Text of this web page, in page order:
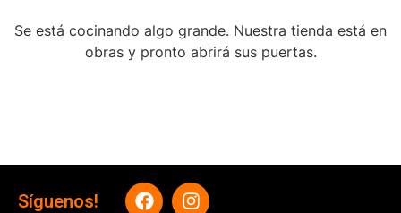
Se está cocinando algo grande. Nuestra tienda está en
obras y pronto abrirá sus puertas.
Síguenos!